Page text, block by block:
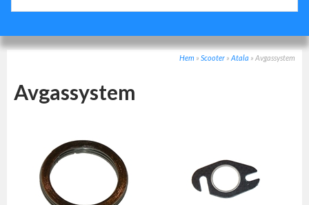
Hem » Scooter » Atala » Avgassystem
Avgassystem